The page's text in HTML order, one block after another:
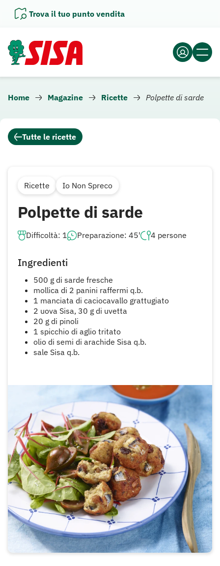
Trova il tuo punto vendita
Home Magazine Ricette Polpette di sarde
Tutte le ricette
Ricette Io Non Spreco
Polpette di sarde
Difficoltà: 1 Preparazione: 45' 4 persone
Ingredienti
500 g di sarde fresche
mollica di 2 panini raffermi q.b.
1 manciata di caciocavallo grattugiato
2 uova Sisa, 30 g di uvetta
20 g di pinoli
1 spicchio di aglio tritato
olio di semi di arachide Sisa q.b.
sale Sisa q.b.